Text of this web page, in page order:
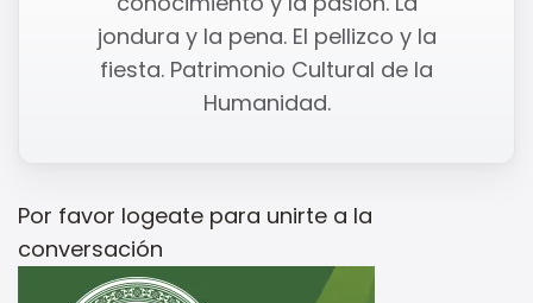
jondura y la pena. El pellizco y la
fiesta. Patrimonio Cultural de la
Humanidad.
Por favor logeate para unirte a la
conversación